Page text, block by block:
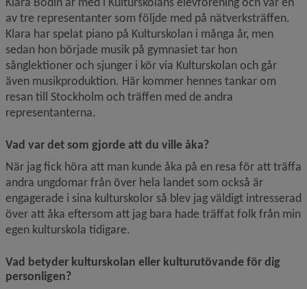
av tre representanter som följde med på nätverksträffen.
Klara har spelat piano på Kulturskolan i många år, men
sedan hon började musik på gymnasiet tar hon
sånglektioner och sjunger i kör via Kulturskolan och går
även musikproduktion. Här kommer hennes tankar om
resan till Stockholm och träffen med de andra
representanterna.
Vad var det som gjorde att du ville åka?
När jag fick höra att man kunde åka på en resa för att träffa
andra ungdomar från över hela landet som också är
engagerade i sina kulturskolor så blev jag väldigt intresserad
över att åka eftersom att jag bara hade träffat folk från min
egen kulturskola tidigare.
Vad betyder kulturskolan eller kulturutövande för dig
personligen?